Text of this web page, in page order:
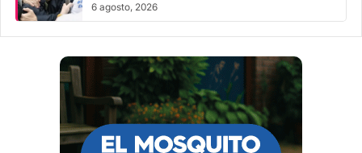
6 agosto, 2026